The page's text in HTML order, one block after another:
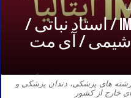
تدریس خصوصی IMAT / استاد نباتی /
/ آی مت
های پزشکی، دندان پزشکی و
خارج از کشور